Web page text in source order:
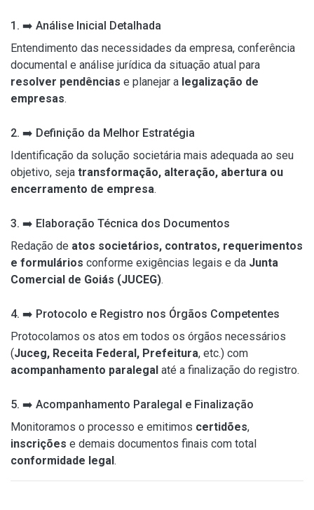
1. ➡️ Análise Inicial Detalhada
Entendimento das necessidades da empresa, conferência
documental e análise jurídica da situação atual para
resolver pendências e planejar a legalização de
empresas.
2. ➡️ Definição da Melhor Estratégia
Identificação da solução societária mais adequada ao seu
objetivo, seja transformação, alteração, abertura ou
encerramento de empresa.
3. ➡️ Elaboração Técnica dos Documentos
Redação de atos societários, contratos, requerimentos
e formulários conforme exigências legais e da Junta
Comercial de Goiás (JUCEG).
4. ➡️ Protocolo e Registro nos Órgãos Competentes
Protocolamos os atos em todos os órgãos necessários
(Juceg, Receita Federal, Prefeitura, etc.) com
acompanhamento paralegal até a finalização do registro.
5. ➡️ Acompanhamento Paralegal e Finalização
Monitoramos o processo e emitimos certidões,
inscrições e demais documentos finais com total
conformidade legal.